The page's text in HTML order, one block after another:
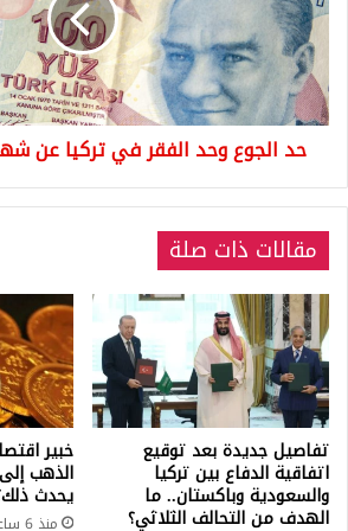
في
تركيا
عن
شهر
مارس/
حد الجوع وحد الفقر في تركيا عن شهر
مقالات ذات صلة
تفاصيل جديدة بعد توقيع
اتفاقية الدفاع بين تركيا
والسعودية وباكستان.. ما
الهدف من التحالف الثلاثي؟
خبير
يحدث
منذ 6 ساعات